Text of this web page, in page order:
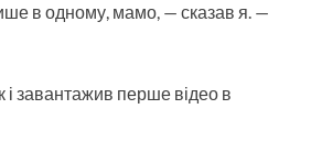
в одному, мамо, — сказав я. —
і завантажив перше відео в